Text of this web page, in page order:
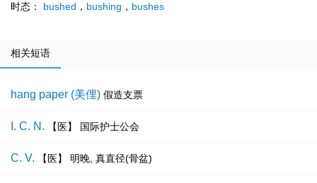
时态： bushed ， bushing ， bushes
相关短语
hang paper (美俚) 假造支票
I. C. N. 【医】 国际护士公会
C. V. 【医】 明晚, 真直径(骨盆)